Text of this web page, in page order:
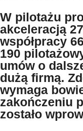
W pilotażu
akceleracją
współpracy
190
umów o
dużą firmą.
wymaga
zakończeniu
zostało